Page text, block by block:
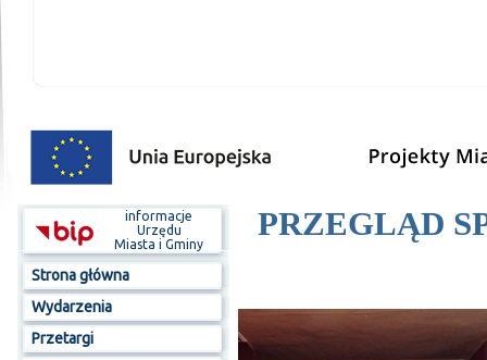
informacje
Urzędu
Miasta i Gminy
Strona główna
Wydarzenia
Przetargi
PRZEGLĄD